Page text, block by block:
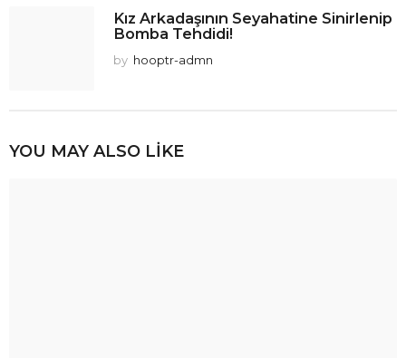
Kız Arkadaşının Seyahatine Sinirlenip
Bomba Tehdidi!
by hooptr-admn
YOU MAY ALSO LIKE